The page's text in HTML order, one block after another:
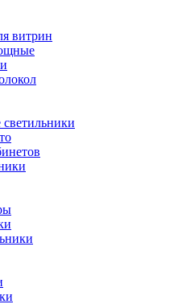
витрин